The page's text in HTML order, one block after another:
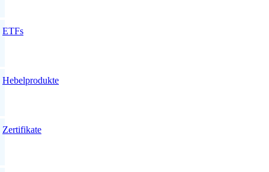
ETFs
Hebelprodukte
Zertifikate